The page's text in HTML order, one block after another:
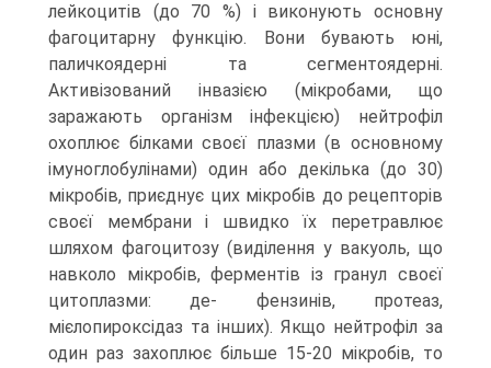
лейкоцитів (до 70 %) і виконують основну
фагоцитарну функцію. Вони бувають юні,
паличкоядерні та сегментоядерні.
Активізований інвазією (мікробами, що
заражають організм інфекцією) нейтрофіл
охоплює білками своєї плазми (в основному
імуноглобулінами) один або декілька (до 30)
мікробів, приєднує цих мікробів до рецепторів
своєї мембрани і швидко їх перетравлює
шляхом фагоцитозу (виділення у вакуоль, що
навколо мікробів, ферментів із гранул своєї
цитоплазми: де- фензинів, протеаз,
мієлопироксідаз та інших). Якщо нейтрофіл за
один раз захоплює більше 15-20 мікробів, то